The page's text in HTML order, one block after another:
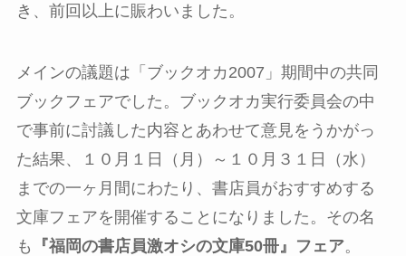
き、前回以上に賑わいました。
メインの議題は「ブックオカ2007」期間中の共同
ブックフェアでした。ブックオカ実行委員会の中
で事前に討議した内容とあわせて意見をうかがっ
た結果、１０月１日（月）～１０月３１日（水）
までの一ヶ月間にわたり、書店員がおすすめする
文庫フェアを開催することになりました。その名
も
『福岡の書店員激オシの文庫50冊』フェア。